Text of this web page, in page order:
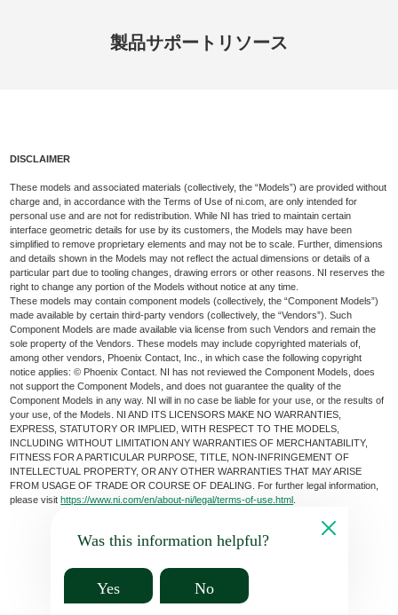
製品サポート リソース
DISCLAIMER
These models and associated materials (collectively, the “Models”) are provided without
charge and, in accordance with the Terms of Use of ni.com, are only intended for
personal use and are not for redistribution. While NI has tried to maintain certain
interface geometric details for use by its customers, the Models may have been
simplified to remove proprietary elements and may not be to scale. Further, dimensions
and details shown in the Models may not reflect the actual dimensions or details of a
particular part due to tooling changes, drawing errors or other reasons. NI reserves the
right to change any portion of the Models without notice at any time.
These models may contain component models (collectively, the “Component Models”)
made available by certain third-party vendors (collectively, the “Vendors”). Such
Component Models are made available via license from such Vendors and remain the
sole property of the Vendors. These models may include copyrighted materials of,
among other vendors, Phoenix Contact, Inc., in which case the following copyright
notice applies: © Phoenix Contact. NI has not reviewed the Component Models, does
not support the Component Models, and does not guarantee the quality of the
Component Models in any way. NI will in no case be liable for your use, or the results of
your use, of the Models. NI AND ITS LICENSORS MAKE NO WARRANTIES,
EXPRESS, STATUTORY OR IMPLIED, WITH RESPECT TO THE MODELS,
INCLUDING WITHOUT LIMITATION ANY WARRANTIES OF MERCHANTABILITY,
FITNESS FOR A PARTICULAR PURPOSE, TITLE, NON-INFRINGEMENT OF
INTELLECTUAL PROPERTY, OR ANY OTHER WARRANTIES THAT MAY ARISE
FROM USAGE OF TRADE OR COURSE OF DEALING. For further legal information,
please visithttps://www.ni.com/en/about-ni/legal/terms-of-use.html
Was this information helpful?
Yes No